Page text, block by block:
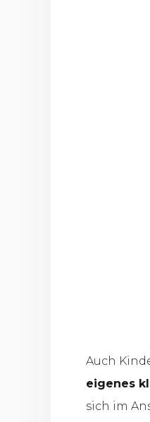
Auch
eigenes
sich im